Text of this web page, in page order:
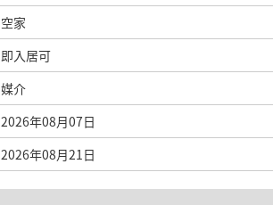
空家
即入居可
媒介
2026年08月07日
2026年08月21日